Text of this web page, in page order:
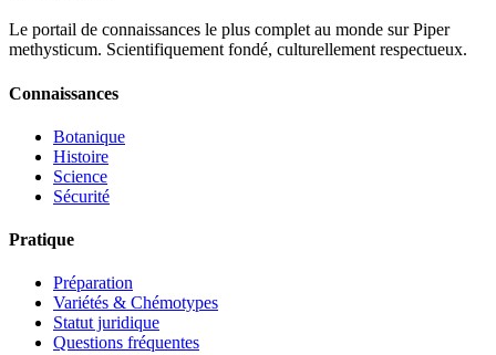
Le portail de connaissances le plus complet au monde sur Piper
methysticum. Scientifiquement fondé, culturellement respectueux.
Connaissances
Botanique
Histoire
Science
Sécurité
Pratique
Préparation
Variétés & Chémotypes
Statut juridique
Questions fréquentes